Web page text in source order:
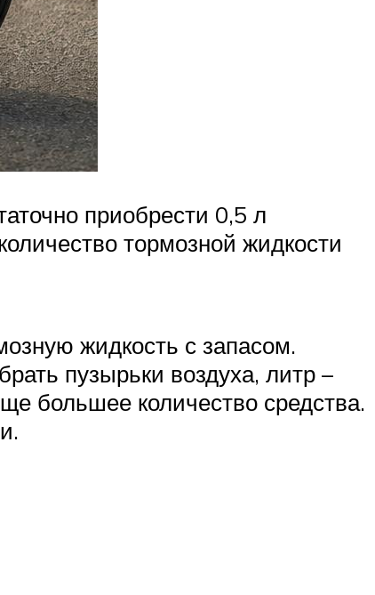
приобрести 0,5 л
тормозной жидкости
жидкость с запасом.
пузырьки воздуха, литр –
большее количество средства.